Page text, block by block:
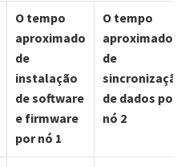
O tempo
aproximado
de
instalação
de software
e firmware
por nó 1
O tempo
aproximado
de
sincronização
de dados por
nó 2